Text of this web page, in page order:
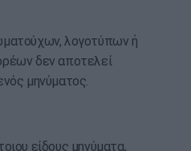
λογοτύπων ή
δεν αποτελεί
μηνύματος.
είδους μηνύματα,